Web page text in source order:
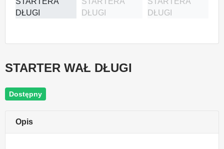
STARTER WAŁ DŁUGI
Dostępny
Opis